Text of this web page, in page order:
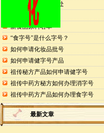
申请专利的25个好处
药食同源目录
新食品原料名单
“食字号”是什么字号？
如何申请化妆品批号
如何申请健字号产品
祖传秘方产品如何申请健字号
祖传中药方秘方如何办理消字号
祖传中药方产品如何办理食字号
最新文章